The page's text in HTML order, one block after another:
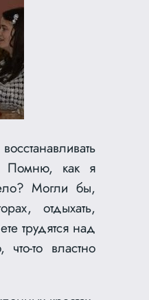
Помню, как я
Могли бы,
отдыхать,
трудятся над
то властно